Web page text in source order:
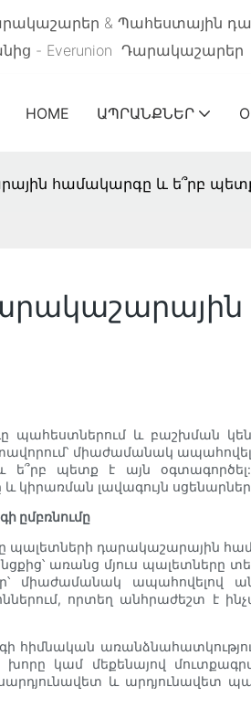
& Պահեստային
- Everunion Դարակաշարեր
HOME ԱՊՐԱՆՔՆԵՐ
համակարգը և ե՞րբ
և բաշխման
միաժամանակ
պետք է այն օգտագործել:
և կիրառման լավագույն
ըմբռնումը
դարակաշարային
առանց մյուս
միաժամանակ ապահովելով
որտեղ անհրաժեշտ է
խորը կամ մեքենայով
և արդյունավետ